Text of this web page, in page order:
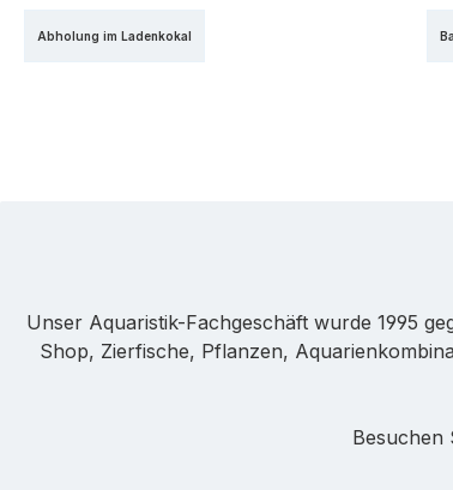
Abholung im Ladenkokal
Unser Aquaristik-Fachgeschäft wurde 1995
Shop, Zierfische, Pflanzen,
Besuchen